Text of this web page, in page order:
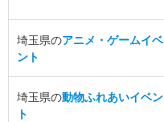
埼玉県のアニメ・ゲームイベ
ント
埼玉県の動物ふれあいイベン
ト